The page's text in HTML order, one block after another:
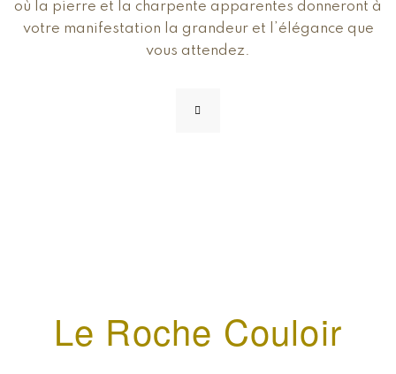
où la pierre et la charpente apparentes donneront à
votre manifestation la grandeur et l’élégance que
vous attendez.
Le Roche Couloir